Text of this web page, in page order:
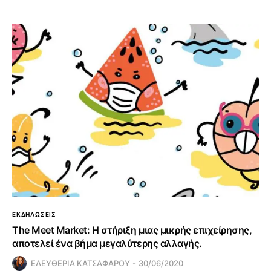
ΕΚΔΗΛΩΣΕΙΣ
The Meet Market: Η στήριξη μιας μικρής επιχείρησης,
αποτελεί ένα βήμα μεγαλύτερης αλλαγής.
ΕΛΕΥΘΕΡΙΑ ΚΑΤΣΑΦΑΡΟΥ 30/06/2020